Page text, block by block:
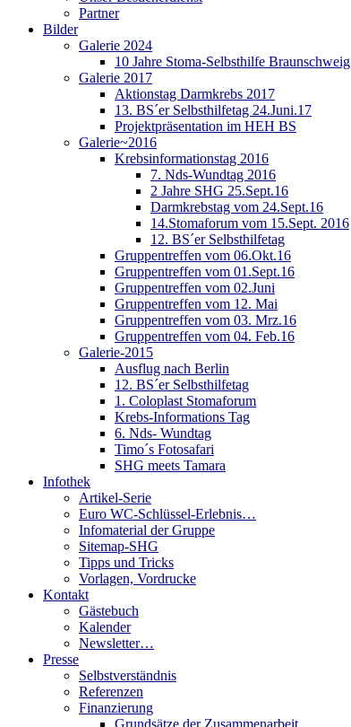
Partner
Bilder
Galerie 2024
10 Jahre Stoma-Selbsthilfe Braunschweig
Galerie 2017
Aktionstag Darmkrebs 2017
13. BS´er Selbsthilfetag 24.Juni.17
Projektpräsentation im HEH BS
Galerie~2016
Krebsinformationstag 2016
7. Nds-Wundtag 2016
2 Jahre SHG 25.Sept.16
Darmkrebstag vom 24.Sept.16
14.Stomaforum vom 15.Sept. 2016
12. BS´er Selbsthilfetag
Gruppentreffen vom 06.Okt.16
Gruppentreffen vom 01.Sept.16
Gruppentreffen vom 02.Juni
Gruppentreffen vom 12. Mai
Gruppentreffen vom 03. Mrz.16
Gruppentreffen vom 04. Feb.16
Galerie-2015
Ausflug nach Berlin
12. BS´er Selbsthilfetag
1. Coloplast Stomaforum
Krebs-Informations Tag
6. Nds- Wundtag
Timo´s Fotosafari
SHG meets Tamara
Infothek
Artikel-Serie
Euro WC-Schlüssel-Erlebnis…
Infomaterial der Gruppe
Sitemap-SHG
Tipps und Tricks
Vorlagen, Vordrucke
Kontakt
Gästebuch
Kalender
Newsletter…
Presse
Selbstverständnis
Referenzen
Finanzierung
Grundsätze der Zusammenarbeit